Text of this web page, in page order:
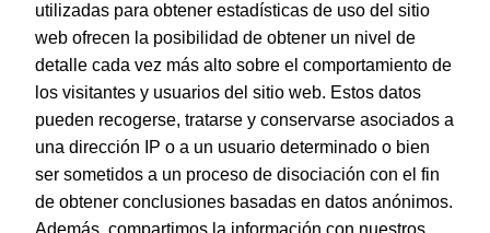
Dohe – Portarrollo Cinta Adhesiva De 33 M
EAN:8421938793000
© Dohe - Camino de Madrid, 14
utilizadas para obtener estadísticas de uso del sitio
web ofrecen la posibilidad de obtener un nivel de
detalle cada vez más alto sobre el comportamiento de
los visitantes y usuarios del sitio web. Estos datos
pueden recogerse, tratarse y conservarse asociados a
una dirección IP o a un usuario determinado o bien
ser sometidos a un proceso de disociación con el fin
de obtener conclusiones basadas en datos anónimos.
Además, compartimos la información con nuestros